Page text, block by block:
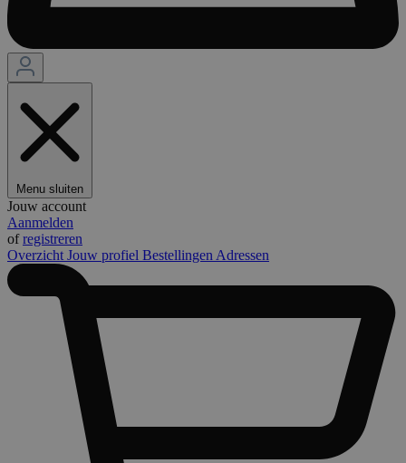
Menu sluiten
Jouw account
Aanmelden
ofregistreren
Overzicht Jouw profiel Bestellingen Adressen